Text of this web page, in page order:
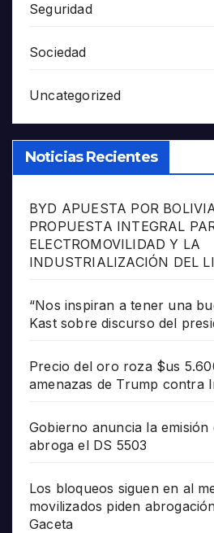
Seguridad
Sociedad
Uncategorized
Noticias Recientes
BYD APUESTA POR
PROPUESTA INTEGRAL
ELECTROMOVILIDAD Y LA
INDUSTRIALIZACIÓN DEL
“Nos inspiran a tener una
Kast sobre discurso del
Precio del oro roza $us
amenazas de Trump contra
Gobierno anuncia la emisión
abroga el DS 5503
Los bloqueos siguen en al
movilizados piden
Gaceta